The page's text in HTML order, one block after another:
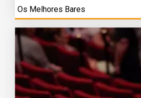
Os Melhores Bares